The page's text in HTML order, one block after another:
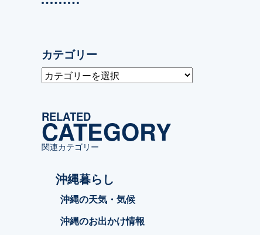
カテゴリー
カ
テ
リ
ー
RELATED
CATEGORY
関連カテゴリー
沖縄暮らし
沖縄の天気・気候
沖縄のお出かけ情報